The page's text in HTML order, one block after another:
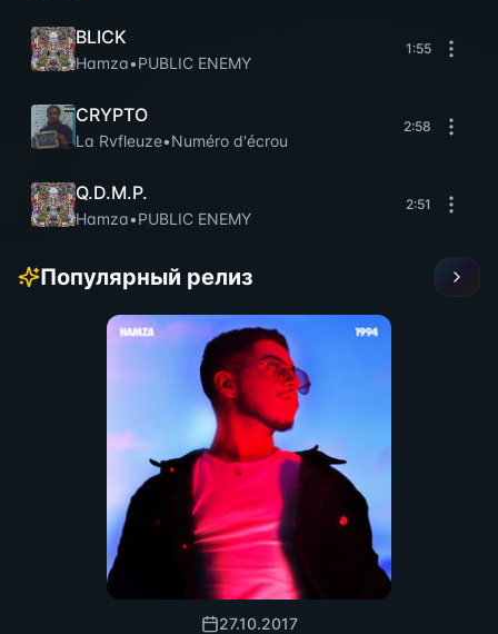
BLICK
Hamza•PUBLIC ENEMY
1:55
CRYPTO
La Rvfleuze•Numéro d'écrou
2:58
Q.D.M.P.
Hamza•PUBLIC ENEMY
2:51
Популярный релиз
27.10.2017